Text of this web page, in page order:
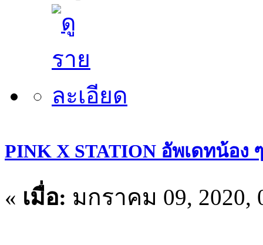
PINK X STATION อัพเดทน้อง
« เมื่อ: มกราคม 09, 2020,